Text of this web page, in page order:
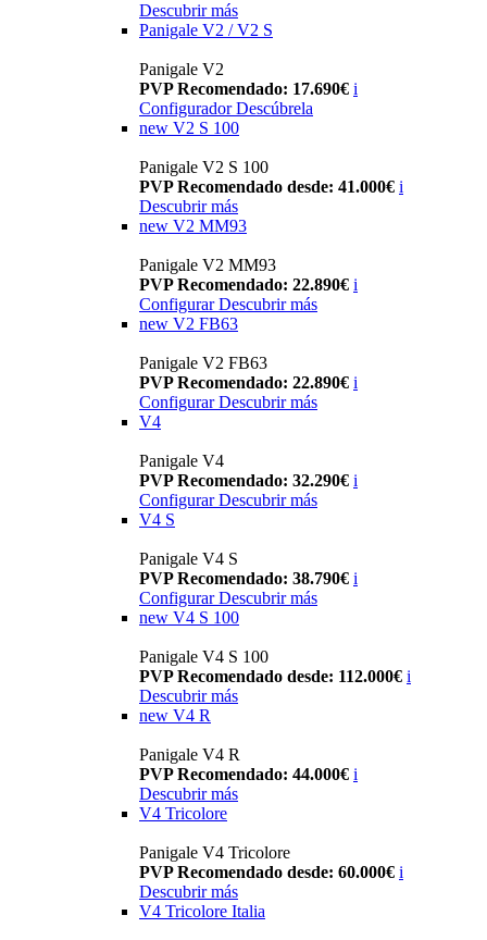
Descubrir más
Panigale V2 / V2 S
Panigale V2
PVP Recomendado: 17.690€ i
Configurador Descúbrela
new V2 S 100
Panigale V2 S 100
PVP Recomendado desde: 41.000€ i
Descubrir más
new V2 MM93
Panigale V2 MM93
PVP Recomendado: 22.890€ i
Configurar Descubrir más
new V2 FB63
Panigale V2 FB63
PVP Recomendado: 22.890€ i
Configurar Descubrir más
V4
Panigale V4
PVP Recomendado: 32.290€ i
Configurar Descubrir más
V4 S
Panigale V4 S
PVP Recomendado: 38.790€ i
Configurar Descubrir más
new V4 S 100
Panigale V4 S 100
PVP Recomendado desde: 112.000€ i
Descubrir más
new V4 R
Panigale V4 R
PVP Recomendado: 44.000€ i
Descubrir más
V4 Tricolore
Panigale V4 Tricolore
PVP Recomendado desde: 60.000€ i
Descubrir más
V4 Tricolore Italia